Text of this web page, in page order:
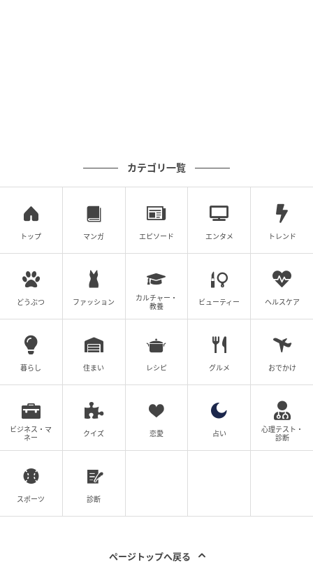
カテゴリ一覧
トップ マンガ エピソード エンタメ トレンド
どうぶつ ファッション
カルチャー・
教養
ビューティー ヘルスケア
暮らし 住まい レシピ グルメ おでかけ
ビジネス・マ
ネー
クイズ 恋愛 占い
心理テスト・
診断
スポーツ 診断
ページトップへ戻る